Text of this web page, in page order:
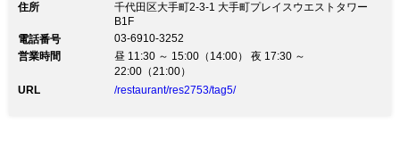
住所
千代田区大手町2-3-1 大手町プレイスウエストタワー
B1F
電話番号
03-6910-3252
営業時間
昼 11:30 ～ 15:00（14:00） 夜 17:30 ～
22:00（21:00）
URL
/restaurant/res2753/tag5/